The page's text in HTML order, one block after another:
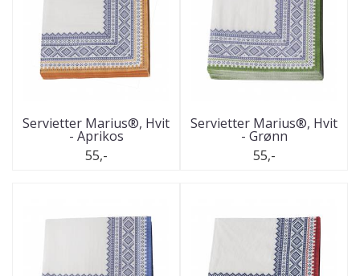
Servietter Marius®, Hvit
- Aprikos
55,-
Servietter Marius®, Hvit
- Grønn
55,-